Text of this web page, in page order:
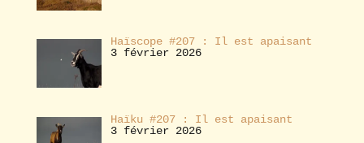
Haïscope #207 : Il est apaisant
3 février 2026
Haïku #207 : Il est apaisant
3 février 2026